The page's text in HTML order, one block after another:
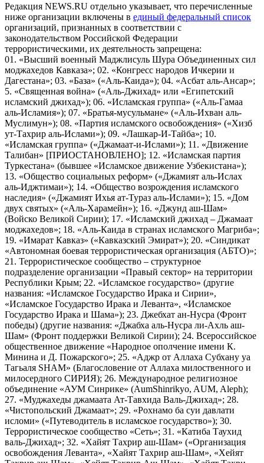
Редакция NEWS.RU отдельно указывает, что перечисленные
ниже организации включены в единый федеральный список
организаций, признанных в соответствии с
законодательством Российской Федерации
террористическими, их деятельность запрещена:
01. «Высший военный Маджлисуль Шура Объединенных сил
моджахедов Кавказа»; 02. «Конгресс народов Ичкерии и
Дагестана»; 03. «База» («Аль-Каида»); 04. «Асбат аль-Ансар»;
5. «Священная война» («Аль-Джихад» или «Египетский
исламский джихад»); 06. «Исламская группа» («Аль-Гамаа
аль-Исламия»); 07. «Братья-мусульмане» («Аль-Ихван аль-
Муслимун»); 08. «Партия исламского освобождения» («Хизб
ут-Тахрир аль-Ислами»); 09. «Лашкар-И-Тайба»; 10.
«Исламская группа» («Джамаат-и-Ислами»); 11. «Движение
Талибан» [ПРИОСТАНОВЛЕНО]; 12. «Исламская партия
Туркестана» (бывшее «Исламское движение Узбекистана»);
13. «Общество социальных реформ» («Джамият аль-Ислах
аль-Иджтимаи»); 14. «Общество возрождения исламского
наследия» («Джамият Ихья ат-Тураз аль-Ислами»); 15. «Дом
двух святых» («Аль-Харамейн»); 16. «Джунд аш-Шам»
(Войско Великой Сирии); 17. «Исламский джихад – Джамаат
моджахедов»; 18. «Аль-Каида в странах исламского Магриба»;
19. «Имарат Кавказ» («Кавказский Эмират»); 20. «Синдикат
«Автономная боевая террористическая организация (АБТО)»;
21. Террористическое сообщество – структурное
подразделение организации «Правый сектор» на территории
Республики Крым; 22. «Исламское государство» (другие
названия: «Исламское Государство Ирака и Сирии»,
«Исламское Государство Ирака и Леванта», «Исламское
Государство Ирака и Шама»); 23. Джебхат ан-Нусра (Фронт
победы) (другие названия: «Джабха аль-Нусра ли-Ахль аш-
Шам» (Фронт поддержки Великой Сирии); 24. Всероссийское
общественное движение «Народное ополчение имени К.
Минина и Д. Пожарского»; 25. «Аджр от Аллаха Субхану уа
Тагьаля SHAM» (Благословение от Аллаха милоственного и
милосердного СИРИЯ); 26. Международное религиозное
объединение «АУМ Синрике» (AumShinrikyo, AUM, Aleph);
27. «Муджахеды джамаата Ат-Тавхида Валь-Джихад»; 28.
«Чистопольский Джамаат»; 29. «Рохнамо ба суи давлати
исломи» («Путеводитель в исламское государство»); 30.
Террористическое сообщество «Сеть»; 31. «Катиба Таухид
валь-Джихад»; 32. «Хайят Тахрир аш-Шам» («Организация
освобождения Леванта», «Хайят Тахрир аш-Шам», «Хейят